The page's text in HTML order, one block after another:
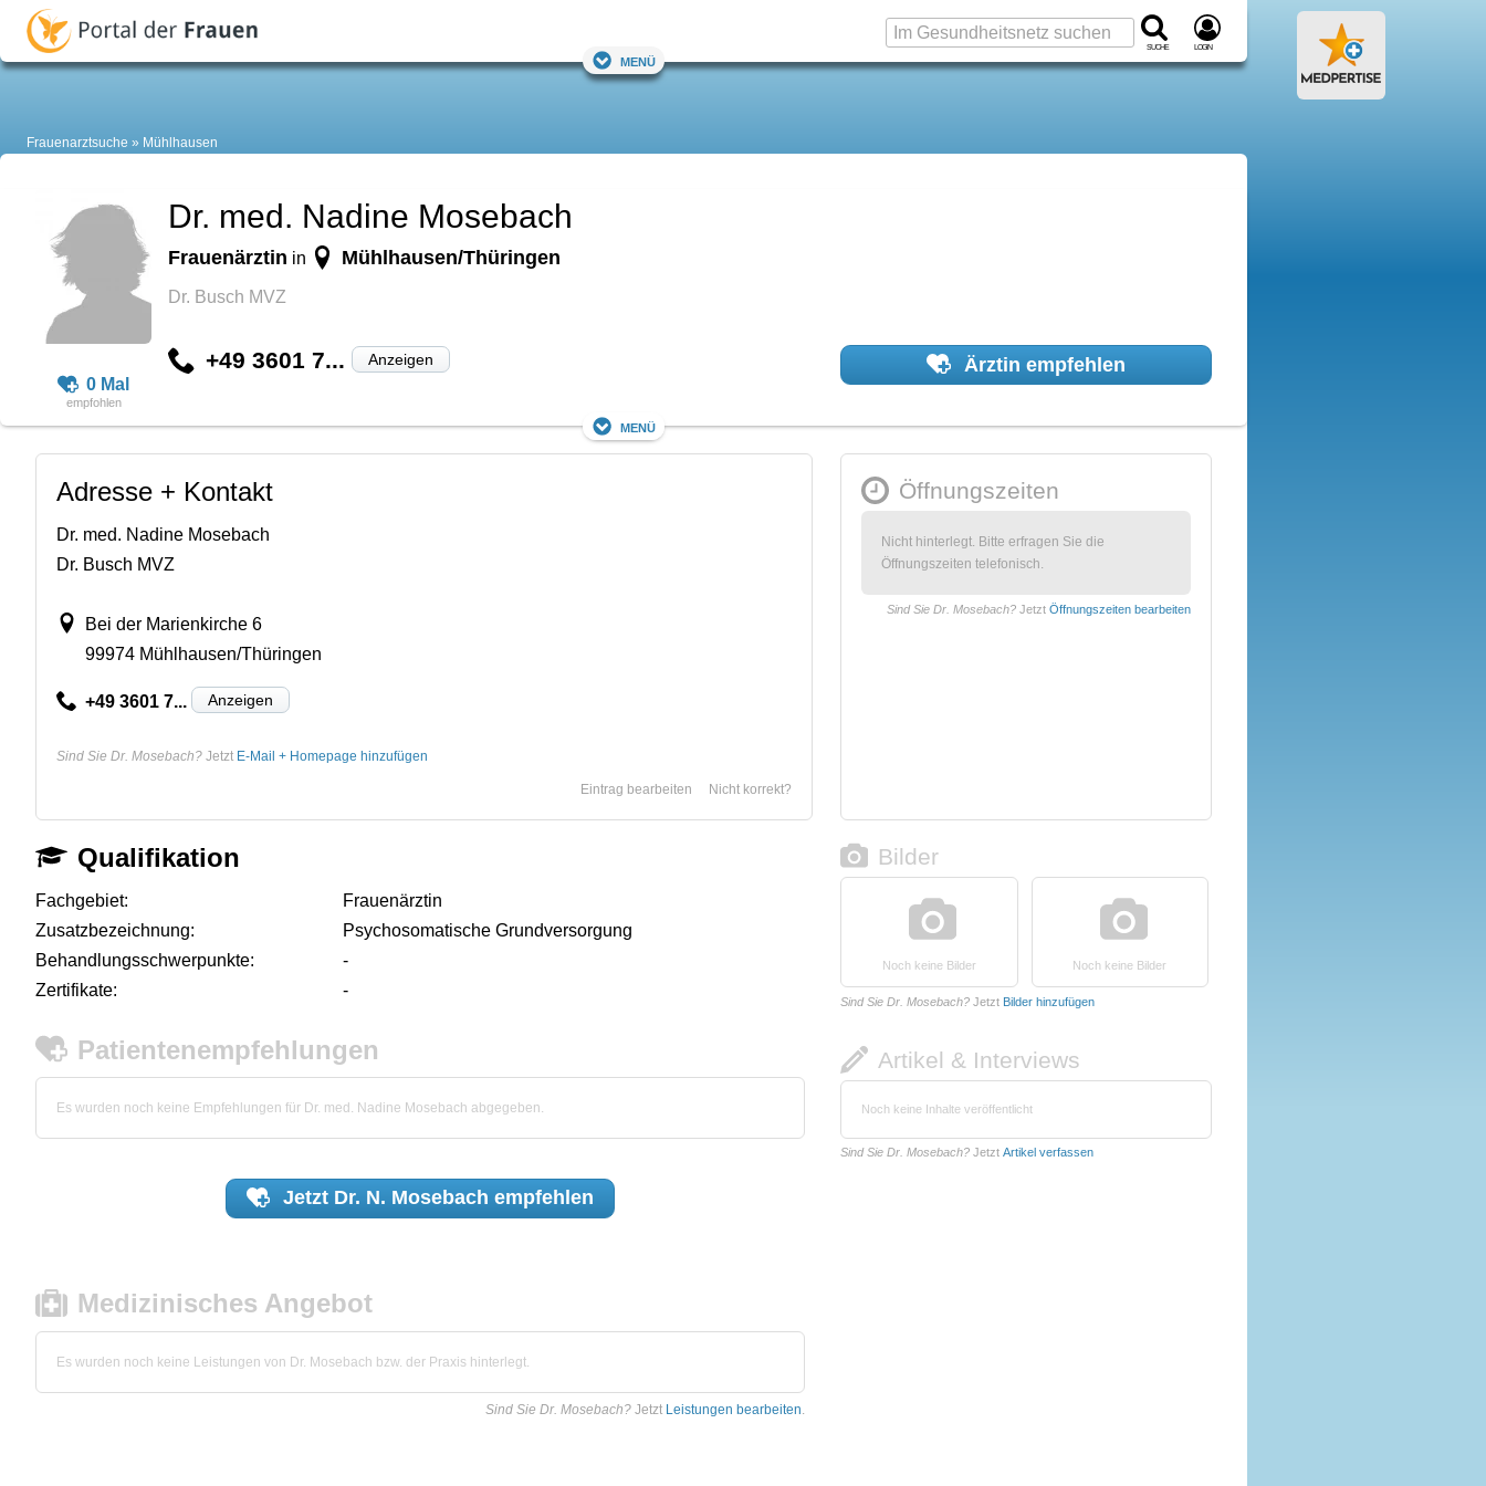
Suche Login
Menü
Frauenarztsuche Mühlhausen
0 Mal
Dr. med. Nadine Mosebach
Frauenärztin in Mühlhausen/Thüringen
Dr. Busch MVZ
+49 3601 7... Anzeigen Ärztin empfehlen
Menü
Adresse + Kontakt
Dr. med. Nadine Mosebach
Dr. Busch MVZ
Bei der Marienkirche 6
99974 Mühlhausen/Thüringen
+49 3601 7... Anzeigen
Sind Sie Dr. Mosebach? Jetzt E-Mail + Homepage hinzufügen
Nicht korrekt?
Eintrag bearbeiten
Öffnungszeiten
Nicht hinterlegt. Bitte erfragen Sie die
Öffnungszeiten telefonisch.
Sind Sie Dr. Mosebach? Jetzt Öffnungszeiten bearbeiten
Qualifikation
Fachgebiet:
Frauenärztin
Zusatzbezeichnung:
Psychosomatische Grundversorgung
Behandlungsschwerpunkte:
-
Zertifikate:
-
Patientenempfehlungen
Es wurden noch keine Empfehlungen für Dr. med. Nadine Mosebach abgegeben.
Jetzt Dr. N. Mosebach empfehlen
Medizinisches Angebot
Es wurden noch keine Leistungen von Dr. Mosebach bzw. der Praxis hinterlegt.
Sind Sie Dr. Mosebach? Jetzt Leistungen bearbeiten.
Bilder
Noch keine Bilder Noch keine Bilder
Sind Sie Dr. Mosebach? Jetzt Bilder hinzufügen
Artikel & Interviews
Noch keine Inhalte veröffentlicht
Sind Sie Dr. Mosebach? Jetzt Artikel verfassen